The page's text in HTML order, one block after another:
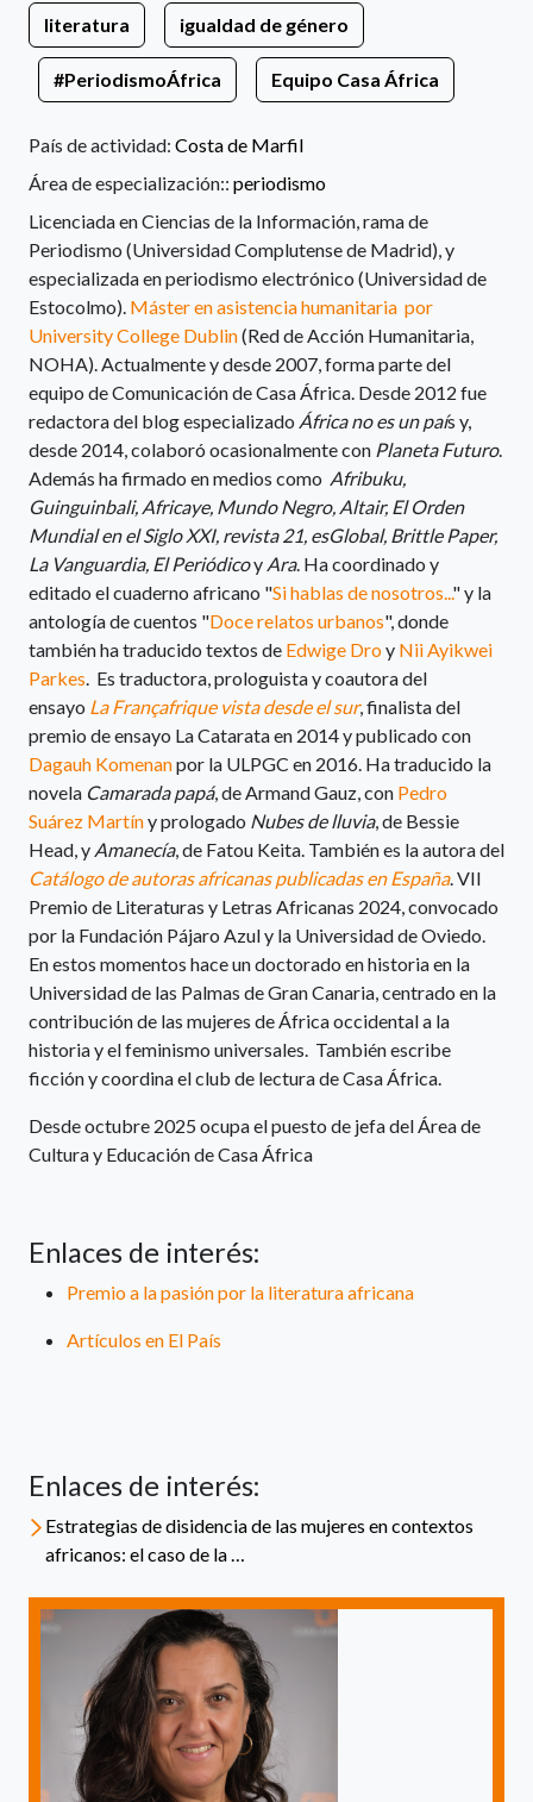
literatura igualdad de género
#PeriodismoÁfrica Equipo Casa África
País de actividad: Costa de Marfil
Área de especialización:: periodismo
Licenciada en Ciencias de la Información, rama de
Periodismo (Universidad Complutense de Madrid), y
especializada en periodismo electrónico (Universidad de
Estocolmo). Máster en asistencia humanitaria por
University College Dublin(Red de Acción Humanitaria,
NOHA). Actualmente y desde 2007, forma parte del
equipo de Comunicación de Casa África. Desde 2012 fue
redactora del blog especializado África no es un país y,
desde 2014, colaboró ocasionalmente con Planeta Futuro.
Además ha firmado en medios como Afribuku,
Guinguinbali, Africaye, Mundo Negro, Altair, El Orden
Mundial en el Siglo XXI, revista 21, esGlobal, Brittle Paper,
La Vanguardia, El Periódicoy Ara. Ha coordinado y
editado el cuaderno africano "Si hablas de nosotros..." y la
antología de cuentos "Doce relatos urbanos", donde
también ha traducido textos de Edwige Droy Nii Ayikwei
Parkes. Es traductora, prologuista y coautora del
ensayo La Françafrique vista desde el sur, finalista del
premio de ensayo La Catarata en 2014 y publicado con
Dagauh Komenanpor la ULPGC en 2016. Ha traducido la
novela Camarada papá, de Armand Gauz, con Pedro
Suárez Martíny prologado Nubes de lluvia, de Bessie
Head, y Amanecía, de Fatou Keita. También es la autora del
Catálogo de autoras africanas publicadas en España. VII
Premio de Literaturas y Letras Africanas 2024, convocado
por la Fundación Pájaro Azul y la Universidad de Oviedo.
En estos momentos hace un doctorado en historia en la
Universidad de las Palmas de Gran Canaria, centrado en la
contribución de las mujeres de África occidental a la
historia y el feminismo universales. También escribe
ficción y coordina el club de lectura de Casa África.
Desde octubre 2025 ocupa el puesto de jefa del Área de
Cultura y Educación de Casa África
Enlaces de interés:
Premio a la pasión por la literatura africana
Artículos en El País
Enlaces de interés:
Estrategias de disidencia de las mujeres en contextos
africanos: el caso de la …